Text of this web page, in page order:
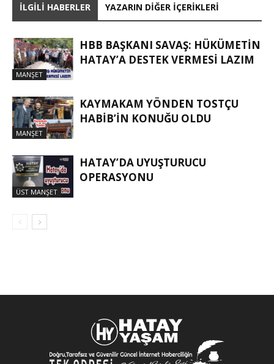
İLGILI HABERLER YAZARIN DIĞER İÇERIKLERI
MANŞET
HBB BAŞKANI SAVAŞ: HÜKÜMETİN
HATAY’A DESTEK VERMESİ LAZIM
MANŞET
KAYMAKAM YÖNDEN TOSTÇU
HABIB’IN KONUĞU OLDU
ÜST MANŞET
HATAY’DA UYUŞTURUCU
OPERASYONU